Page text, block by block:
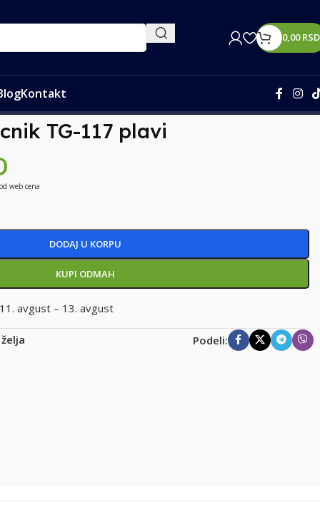
0,00RSD
Kontakt
TG-117 plavi
web cena
DODAJ U KORPU
KUPI ODMAH
11. avgust – 13. avgust
Podeli: